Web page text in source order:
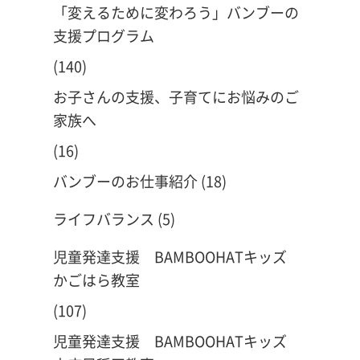
「変えるために変わろう」バンブーの
支援プログラム
(140)
お子さんの支援、子育てにお悩みのご
家族へ
(16)
バンブーのお仕事紹介(18)
ライフバランス (5)
児童発達支援 BAMBOOHATキッズ
かごはら教室
(107)
児童発達支援 BAMBOOHATキッズ